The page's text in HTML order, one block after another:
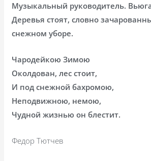
Музыкальный руководитель.
Деревья стоят, словно
снежном уборе.
Чародейкою Зимою
Околдован, лес стоит,
И под снежной бахромою,
Неподвижною, немою,
Чудной жизнью он блестит.
Федор Тютчев